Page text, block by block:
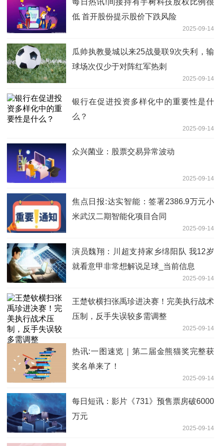
低 首开股份提示股价下跌风险
2025-09-14
瓜帅执教曼城以来25战曼联9次失利，输
球场次仅少于对阵红军热刺
2025-09-14
银行在促进投资多样化中的重要性是什
么？
2025-09-14
众兴菌业：股票交易异常波动
2025-09-14
焦点日报:达实智能：签署2386.9万元小
米武汉二期智能化项目合同
2025-09-14
演员魏翔：川超支持家乡绵阳队 我12岁
就看意甲非常想解说足球_当前信息
2025-09-14
王楚钦横扫张禹珍进决赛！完美执行战术
压制，反手失误较多需调整
2025-09-14
热讯:一图速览｜第二届金熊猫奖完整获
奖名单来了！
2025-09-14
每日短讯：影片《731》预售票房破6000
万元
2025-09-14